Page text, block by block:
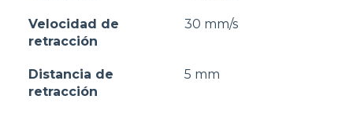
Velocidad de
retracción
30 mm/s
Distancia de
retracción
5 mm